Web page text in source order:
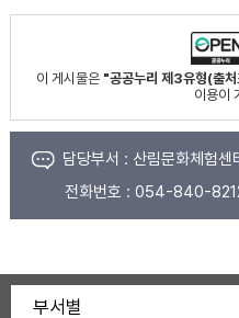
이 게시물은 "공공누리 제3유형(출
이용이
담당부서 : 산림문화체험센
전화번호 : 054-840-
부서별